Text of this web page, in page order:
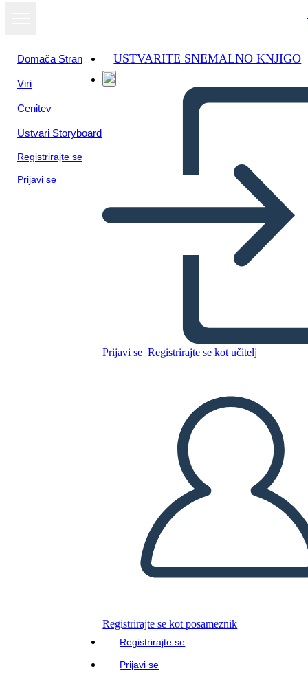
Domača Stran
Viri
Cenitev
Ustvari Storyboard
Registrirajte se
Prijavi se
USTVARITE SNEMALNO KNJIGO
Prijavi se Registrirajte se kot učitelj
Registrirajte se kot posameznik
Registrirajte se
Prijavi se
Kopirajte to snemalno knjigo
PREDVAJANJE DIAPROJEKCIJE
PREBERI MI
Oglejte si kot
diaprojekcijo